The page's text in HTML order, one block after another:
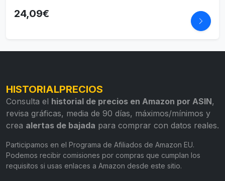
24,09€
HISTORIALPRECIOS
Consulta el historial de precios en Amazon por ASIN,
revisa gráficas, media de 90 días, máximos/mínimos y
crea alertas de bajada para comprar con datos reales.
Participamos en el Programa de Afiliados de Amazon EU.
Podemos recibir comisiones por compras que cumplan los
requisitos si usas enlaces a Amazon desde este sitio.